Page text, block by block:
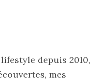
depuis 2010,
mes